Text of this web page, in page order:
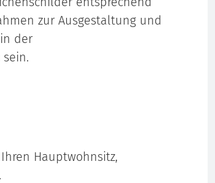
zur Ausgestaltung und
der
Hauptwohnsitz,